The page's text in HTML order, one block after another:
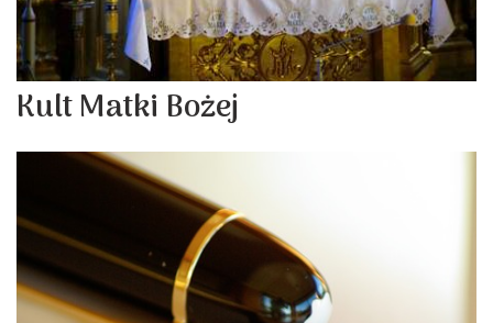
Kult Matki Bożej